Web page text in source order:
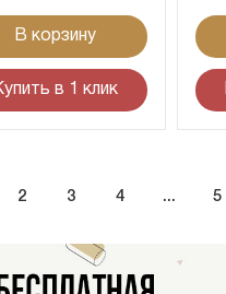
В корзину
в 1 клик
2 3 4 ... 5